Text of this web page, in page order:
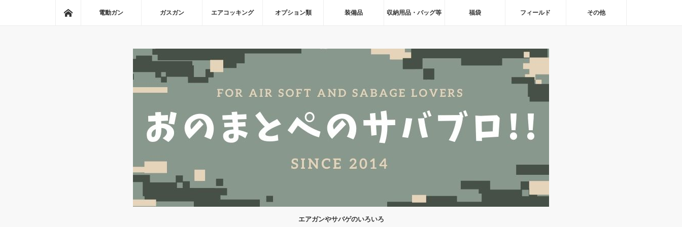
ホーム電動ガン ガスガン エアコッキング オプション類 装備品 収納用品・バッグ等 福袋 フィールド その他
エアガンやサバゲのいろいろ